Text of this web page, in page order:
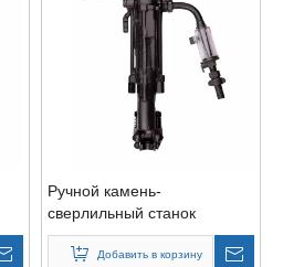
Ручной камень-
сверлильный станок
Добавить в корзину